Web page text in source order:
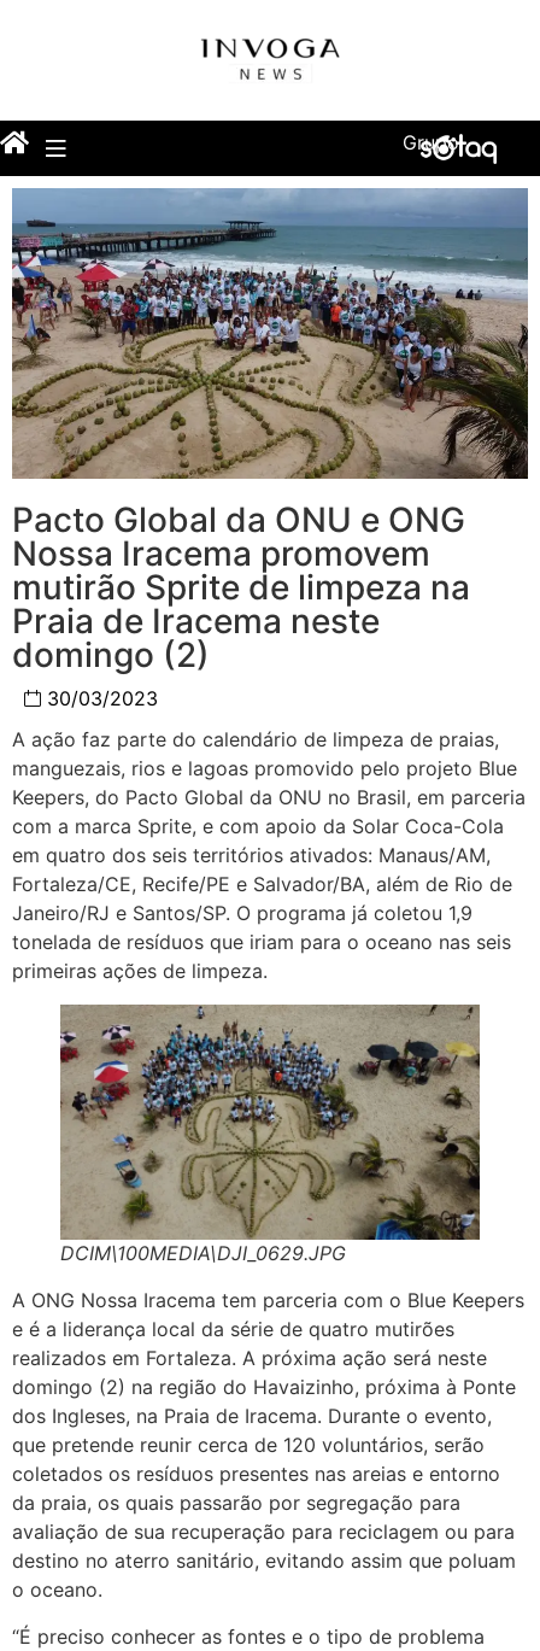
Grupo
Pacto Global da ONU e ONG
Nossa Iracema promovem
mutirão Sprite de limpeza na
Praia de Iracema neste
domingo (2)
30/03/2023
A ação faz parte do calendário de limpeza de praias,
manguezais, rios e lagoas promovido pelo projeto Blue
Keepers, do Pacto Global da ONU no Brasil, em parceria
com a marca Sprite, e com apoio da Solar Coca-Cola
em quatro dos seis territórios ativados: Manaus/AM,
Fortaleza/CE, Recife/PE e Salvador/BA, além de Rio de
Janeiro/RJ e Santos/SP. O programa já coletou 1,9
tonelada de resíduos que iriam para o oceano nas seis
primeiras ações de limpeza.
DCIM\100MEDIA\DJI_0629.JPG
A ONG Nossa Iracema tem parceria com o Blue Keepers
e é a liderança local da série de quatro mutirões
realizados em Fortaleza. A próxima ação será neste
domingo (2) na região do Havaizinho, próxima à Ponte
dos Ingleses, na Praia de Iracema. Durante o evento,
que pretende reunir cerca de 120 voluntários, serão
coletados os resíduos presentes nas areias e entorno
da praia, os quais passarão por segregação para
avaliação de sua recuperação para reciclagem ou para
destino no aterro sanitário, evitando assim que poluam
o oceano.
“É preciso conhecer as fontes e o tipo de problema